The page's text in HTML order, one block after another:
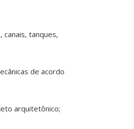
canais, tanques,
de acordo
arquitetônico;